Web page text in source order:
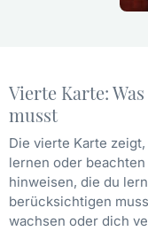
Vierte Karte:
musst
Die vierte Karte
lernen oder
hinweisen, die du
berücksichtigen
wachsen oder dich